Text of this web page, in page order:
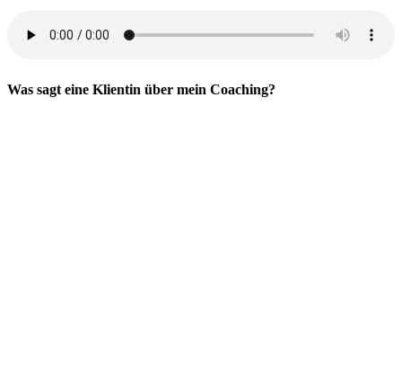
Was sagt eine Klientin über mein Coaching?